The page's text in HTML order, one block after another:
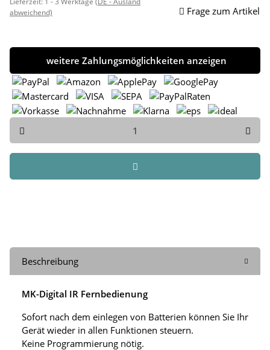
abweichend)
Frage zum Artikel
weitere Zahlungsmöglichkeiten anzeigen
Beschreibung
MK-Digital IR Fernbedienung
Sofort nach dem einlegen von Batterien können Sie Ihr
Gerät wieder in allen Funktionen steuern.
Keine Programmierung nötig.